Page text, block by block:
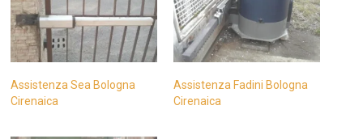
Assistenza Sea Bologna
Cirenaica
Assistenza Fadini Bologna
Cirenaica